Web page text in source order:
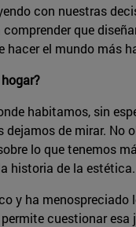
con nuestras
que
hacer el mundo más
habitamos, sin
de mirar. No
lo que tenemos
historia de la estética.
y ha menospreciado
cuestionar esa